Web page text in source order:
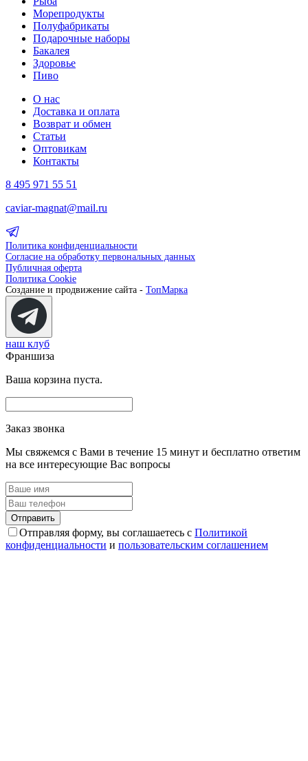
Морепродукты
Полуфабрикаты
Подарочные наборы
Бакалея
Здоровье
Пиво
О нас
Доставка и оплата
Возврат и обмен
Статьи
Оптовикам
Контакты
8 495 971 55 51
caviar-magnat@mail.ru
Политика конфиденциальности
Согласие на обработку первональных данных
Публичная оферта
Политика Cookie
Создание и продвижение сайта - ТопМарка
наш клуб
Франшиза
Ваша корзина пуста.
Заказ звонка
Мы свяжемся с Вами в течение 15 минут и бесплатно ответим
на все интересующие Вас вопросы
Отправляя форму, вы соглашаетесь с Политикой
конфиденциальности и пользовательским соглашением